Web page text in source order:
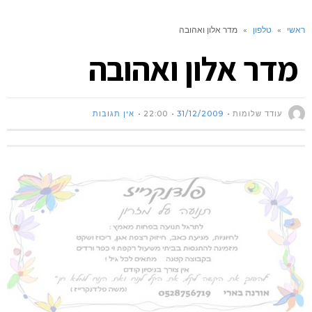
ראשי » טלפון » מדר אלון ואהובה
מדר אלון ואהובה
עודד שלומות 31/12/2009
22:00 אין תגובות